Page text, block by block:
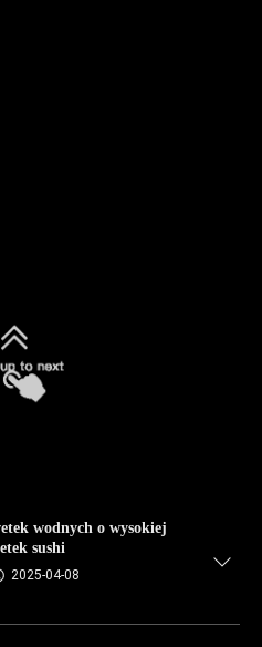
wodnych o wysokiej
sushi
2025-04-08